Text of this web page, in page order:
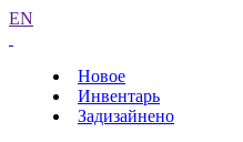
EN
Новое
Инвентарь
Задизайнено